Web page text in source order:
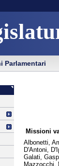
Parlamentari
Missioni
Albonetti,
D'Antoni,
Galati,
Mazzocchi,